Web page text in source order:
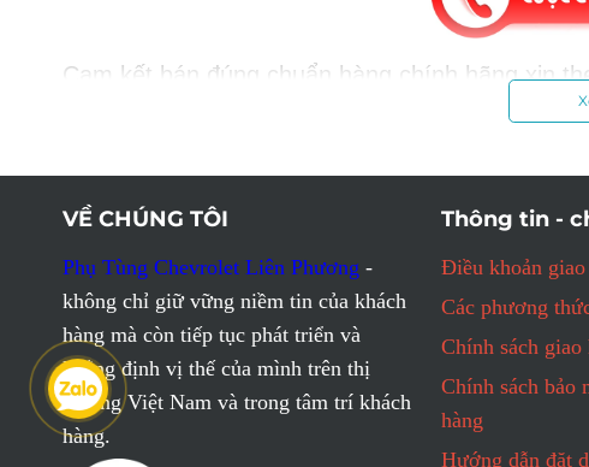
Cam kết bán đúng chuẩn hàng chính hãng xịn
Phụ tùng được cung cấp đúng đời đúng đăng
VỀ CHÚNG TÔI
Phụ Tùng Chevrolet Liên Phương -
không chỉ giữ vững niềm tin của khách
hàng mà còn tiếp tục phát triển và
khẳng định vị thế của mình trên thị
trường Việt Nam và trong tâm trí khách
hàng.
Thông tin -
Điều khoản
Các phương
Chính sách
Chính sách bảo
hàng
Hướng dẫn đặt